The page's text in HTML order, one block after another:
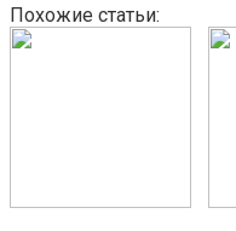
Похожие статьи: